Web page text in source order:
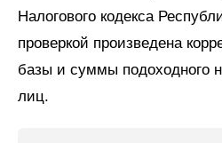
Налогового кодекса
проверкой произведена
базы и суммы подоходного
лиц.